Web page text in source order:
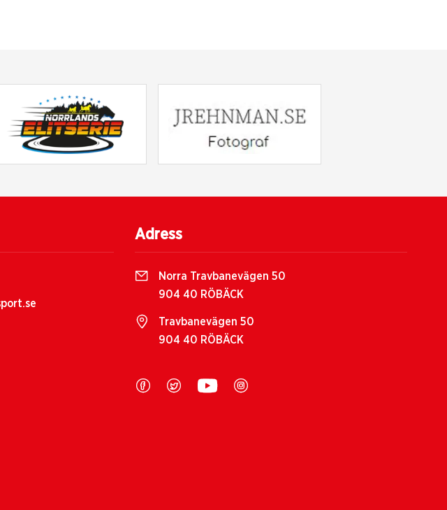
Adress
Norra Travbanevägen 50
904 40 RÖBÄCK
Travbanevägen 50
904 40 RÖBÄCK